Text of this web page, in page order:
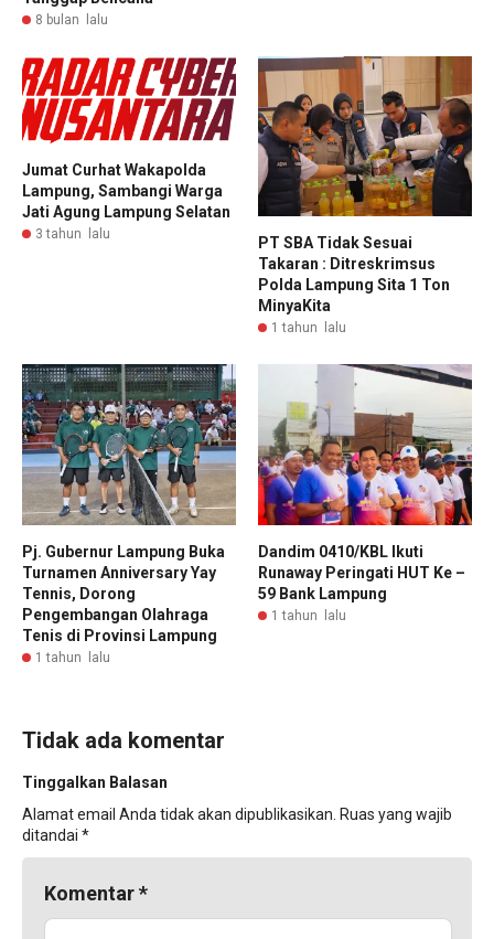
8 bulan lalu
Jumat Curhat Wakapolda
Lampung, Sambangi Warga
Jati Agung Lampung Selatan
3 tahun lalu
PT SBA Tidak Sesuai
Takaran : Ditreskrimsus
Polda Lampung Sita 1 Ton
MinyaKita
1 tahun lalu
Pj. Gubernur Lampung Buka
Turnamen Anniversary Yay
Tennis, Dorong
Pengembangan Olahraga
Tenis di Provinsi Lampung
1 tahun lalu
Dandim 0410/KBL Ikuti
Runaway Peringati HUT Ke –
59 Bank Lampung
1 tahun lalu
Tidak ada komentar
Tinggalkan Balasan
Alamat email Anda tidak akan dipublikasikan. Ruas yang wajib
ditandai *
Komentar*